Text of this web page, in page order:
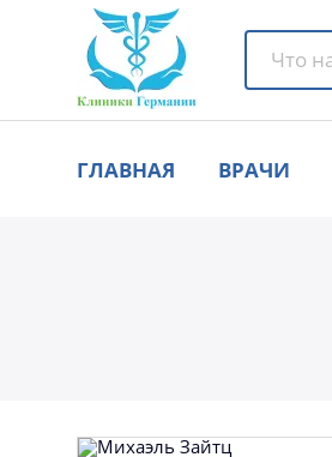
ГЛАВНАЯ ВРАЧИ